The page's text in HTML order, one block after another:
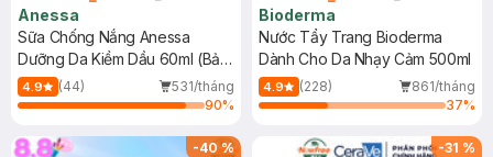
Anessa
Sữa Chống Nắng Anessa
Dưỡng Da Kiềm Dầu 60ml (Bản
Mới)
4.9 (44)
531/tháng
90%
Bioderma
Nước Tẩy Trang Bioderma
Dành Cho Da Nhạy Cảm 500ml
4.9 (228)
861/tháng
37%
-40% -31 %